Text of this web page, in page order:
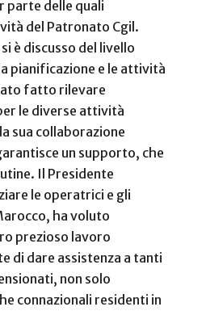
parte delle quali
del Patronato Cgil.
è discusso del livello
pianificazione e le attività
fatto rilevare
le diverse attività
sua collaborazione
un supporto, che
Il Presidente
le operatrici e gli
ha voluto
prezioso lavoro
di dare assistenza a tanti
non solo
connazionali residenti in